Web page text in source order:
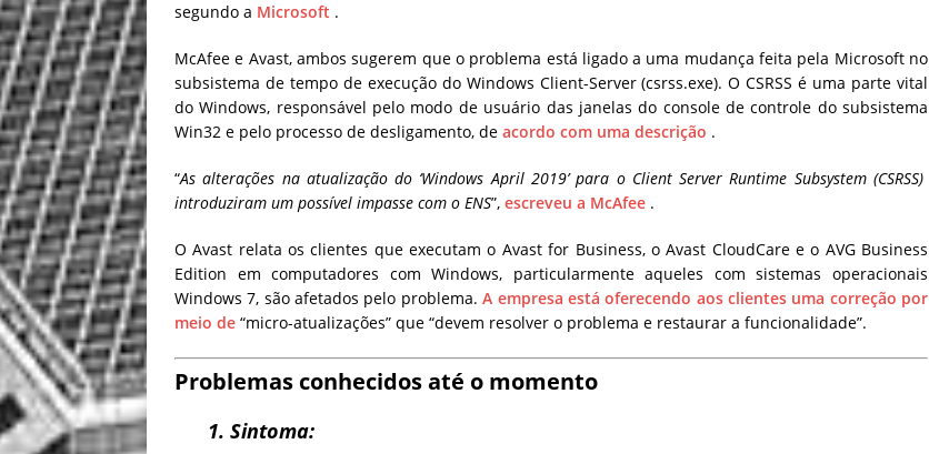
segundo a Microsoft .
McAfee e Avast, ambos sugerem que o problema está ligado a uma mudança feita pela Microsoft no
subsistema de tempo de execução do Windows Client-Server (csrss.exe). O CSRSS é uma parte vital
do Windows, responsável pelo modo de usuário das janelas do console de controle do subsistema
Win32 e pelo processo de desligamento, de acordo com uma descrição .
“As alterações na atualização do ‘Windows April 2019’ para o Client Server Runtime Subsystem (CSRSS)
introduziram um possível impasse com o ENS”, escreveu a McAfee .
O Avast relata os clientes que executam o Avast for Business, o Avast CloudCare e o AVG Business
Edition em computadores com Windows, particularmente aqueles com sistemas operacionais
Windows 7, são afetados pelo problema.A empresa está oferecendo aos clientes uma correção por
meio de “micro-atualizações” que “devem resolver o problema e restaurar a funcionalidade”.
Problemas conhecidos até o momento
1. Sintoma: